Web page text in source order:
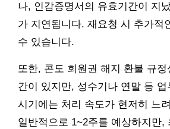
나, 인감증명서의 유효기간이 지
가 지연됩니다. 재요청 시 추가적
수 있습니다.
또한, 콘도 회원권 해지 환불 규정
간이 있지만, 성수기나 연말 등
시기에는 처리 속도가 현저히 느
일반적으로 1~2주를 예상하지만,